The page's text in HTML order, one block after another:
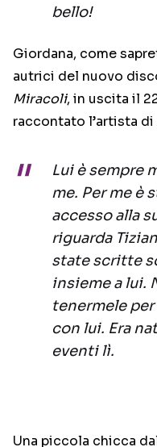
bello!
Giordana, come
autrici del nuovo
Miracoli, in uscita il
raccontato l’artista
Lui è sempre
me. Per me è
accesso alla
riguarda
state scritte
insieme a lui.
tenermele per
con lui. Era
eventi lì.
Una piccola chicca